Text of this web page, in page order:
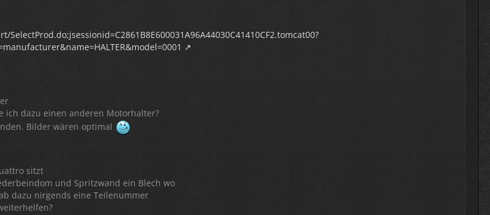
ich dazu einen anderen Motorhalter?
Bilder wären optimal
sitzt
und Spritzwand ein Blech wo
dazu nirgends eine Teilenummer